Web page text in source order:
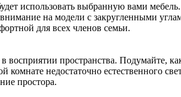
использовать выбранную вами
на модели с закругленными
для всех членов семьи.
пространства. Подумайте,
недостаточно естественного
простора.